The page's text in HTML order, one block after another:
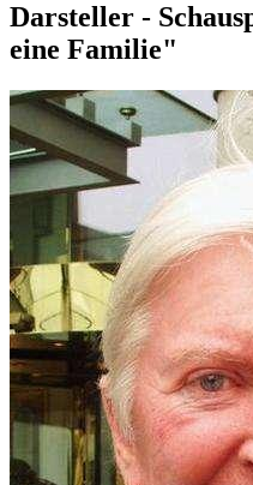
Darsteller -
eine Familie"